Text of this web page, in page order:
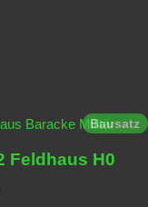
Bausatz
Feldhaus H0